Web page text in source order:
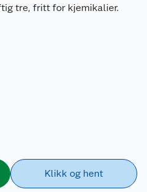
tre, fritt for kjemikalier.
Klikk og hent